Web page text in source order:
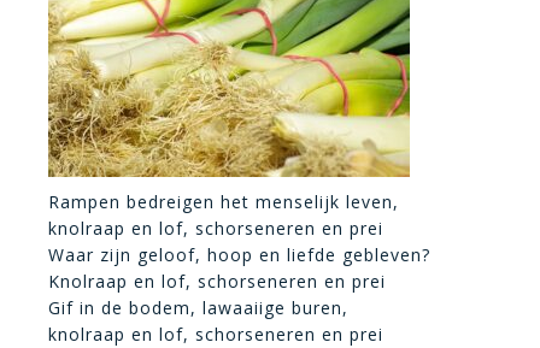
Rampen bedreigen het menselijk leven,
knolraap en lof, schorseneren en prei
Waar zijn geloof, hoop en liefde gebleven?
Knolraap en lof, schorseneren en prei
Gif in de bodem, lawaaiige buren,
knolraap en lof, schorseneren en prei